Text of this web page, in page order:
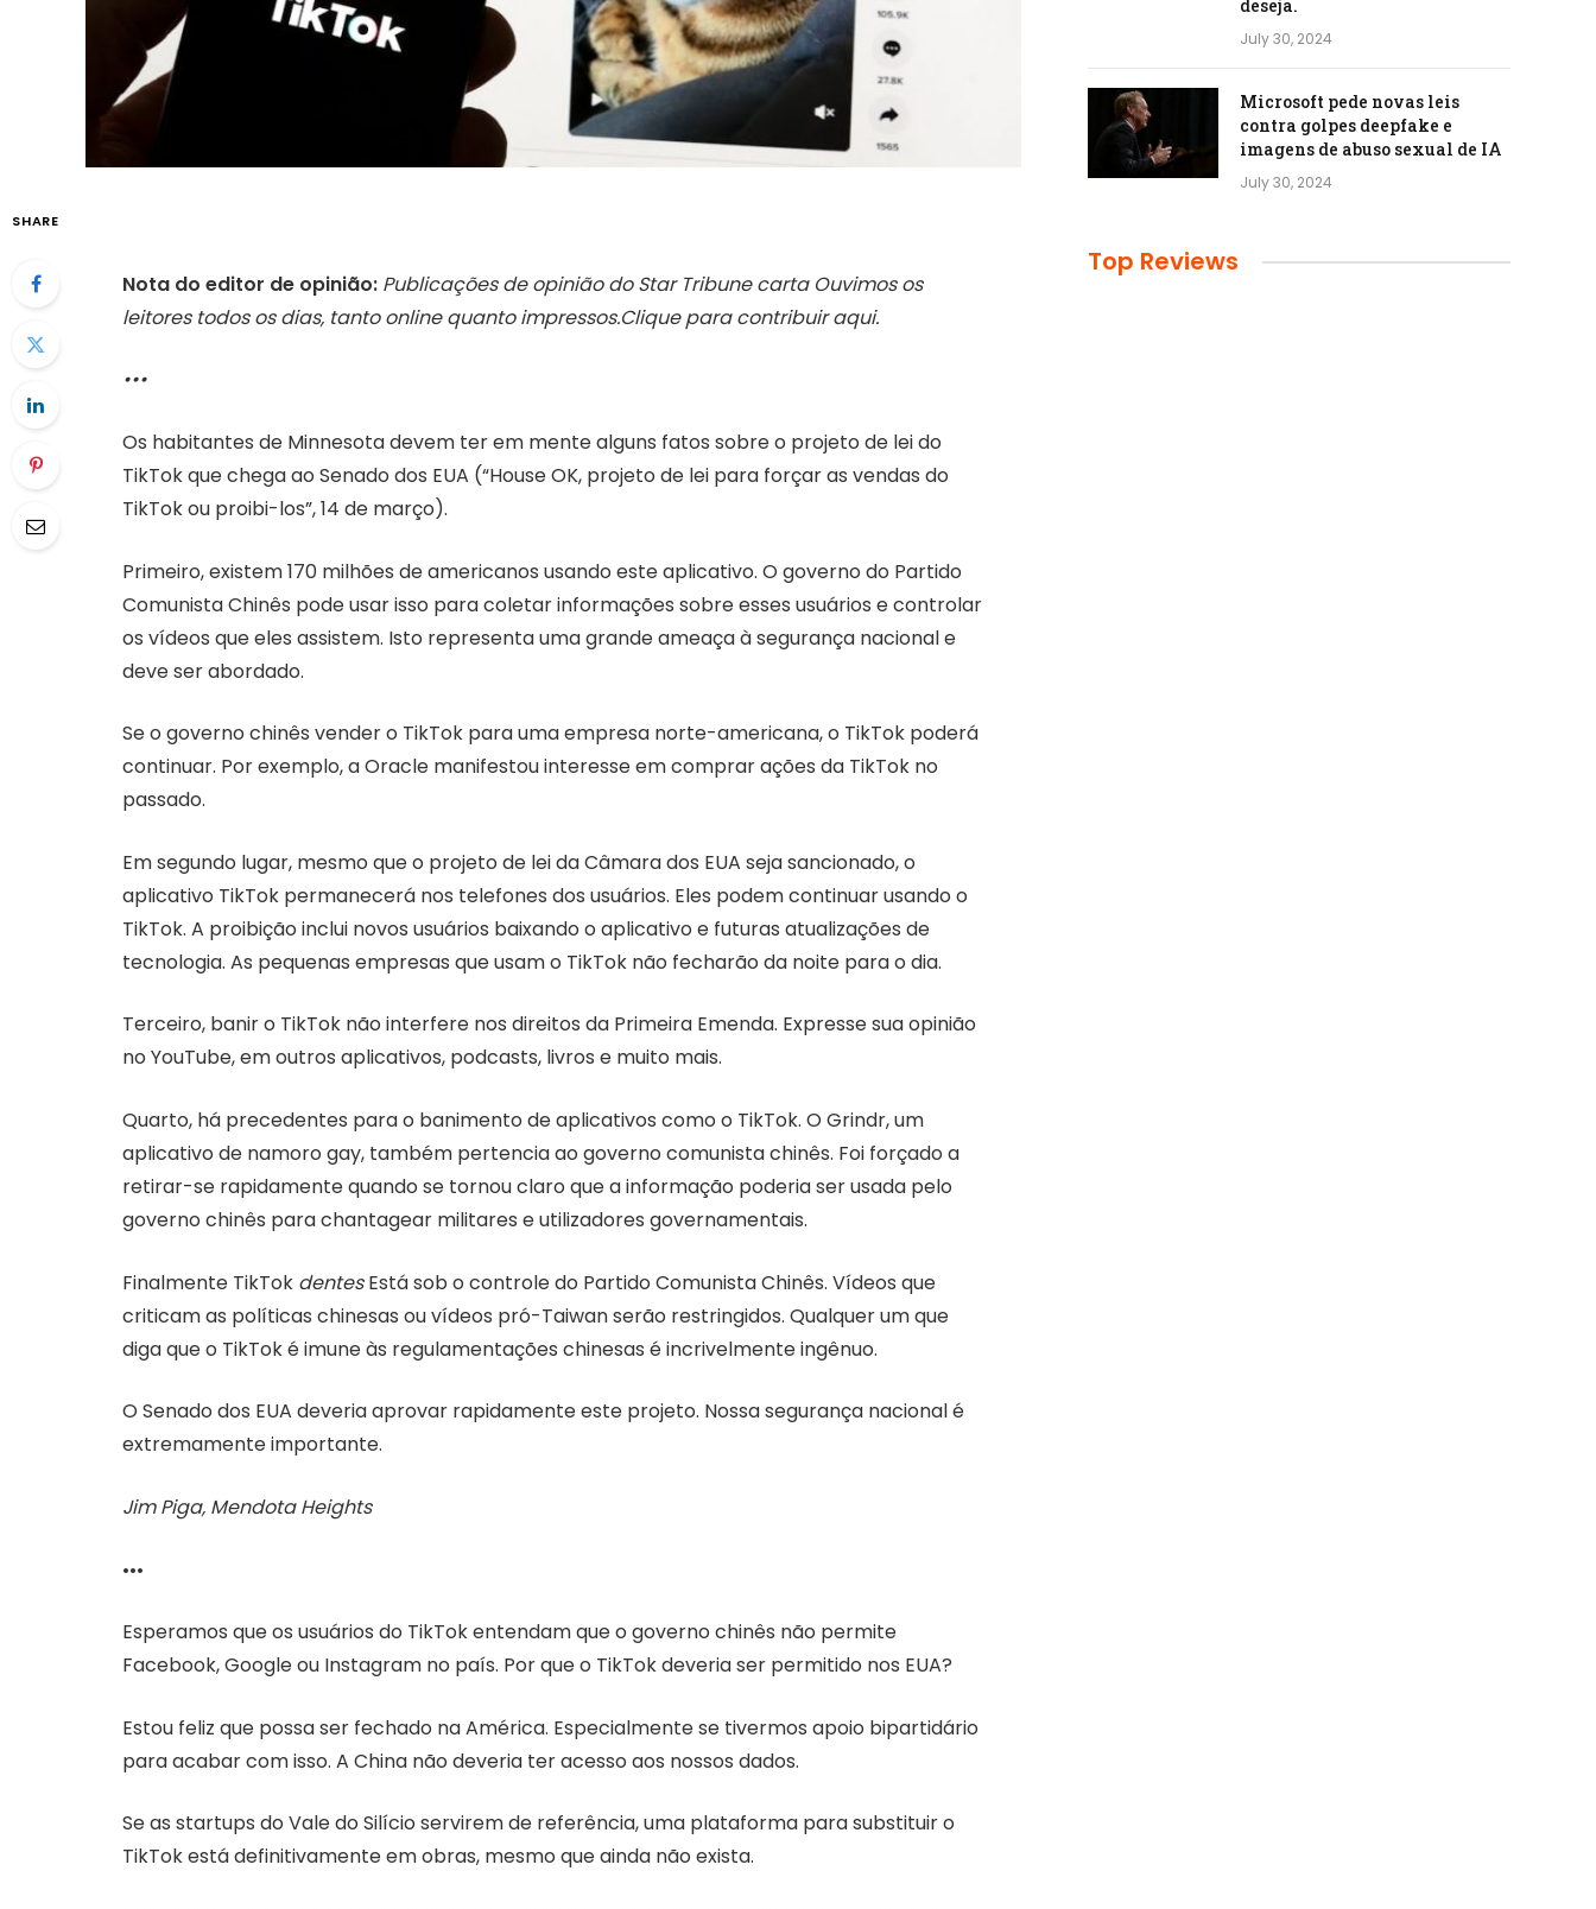
SHARE
Nota do editor de opinião: Publicações de opinião do Star TribunecartaOuvimos os
leitores todos os dias, tanto online quanto impressos.Clique para contribuiraqui.
•••
Os habitantes de Minnesota devem ter em mente alguns fatos sobre o projeto de lei do
TikTok que chega ao Senado dos EUA (“House OK, projeto de lei para forçar as vendas do
TikTok ou proibi-los”, 14 de março).
Primeiro, existem 170 milhões de americanos usando este aplicativo. O governo do Partido
Comunista Chinês pode usar isso para coletar informações sobre esses usuários e controlar
os vídeos que eles assistem. Isto representa uma grande ameaça à segurança nacional e
deve ser abordado.
Se o governo chinês vender o TikTok para uma empresa norte-americana, o TikTok poderá
continuar. Por exemplo, a Oracle manifestou interesse em comprar ações da TikTok no
passado.
Em segundo lugar, mesmo que o projeto de lei da Câmara dos EUA seja sancionado, o
aplicativo TikTok permanecerá nos telefones dos usuários. Eles podem continuar usando o
TikTok. A proibição inclui novos usuários baixando o aplicativo e futuras atualizações de
tecnologia. As pequenas empresas que usam o TikTok não fecharão da noite para o dia.
Terceiro, banir o TikTok não interfere nos direitos da Primeira Emenda. Expresse sua opinião
no YouTube, em outros aplicativos, podcasts, livros e muito mais.
Quarto, há precedentes para o banimento de aplicativos como o TikTok. O Grindr, um
aplicativo de namoro gay, também pertencia ao governo comunista chinês. Foi forçado a
retirar-se rapidamente quando se tornou claro que a informação poderia ser usada pelo
governo chinês para chantagear militares e utilizadores governamentais.
Finalmente TikTok dentesEstá sob o controle do Partido Comunista Chinês. Vídeos que
criticam as políticas chinesas ou vídeos pró-Taiwan serão restringidos. Qualquer um que
diga que o TikTok é imune às regulamentações chinesas é incrivelmente ingênuo.
O Senado dos EUA deveria aprovar rapidamente este projeto. Nossa segurança nacional é
extremamente importante.
Jim Piga, Mendota Heights
•••
Esperamos que os usuários do TikTok entendam que o governo chinês não permite
Facebook, Google ou Instagram no país. Por que o TikTok deveria ser permitido nos EUA?
Estou feliz que possa ser fechado na América. Especialmente se tivermos apoio bipartidário
para acabar com isso. A China não deveria ter acesso aos nossos dados.
Se as startups do Vale do Silício servirem de referência, uma plataforma para substituir o
TikTok está definitivamente em obras, mesmo que ainda não exista.
deseja.
July 30, 2024
Microsoft pede novas leis
contra golpes deepfake e
imagens de abuso sexual de IA
July 30, 2024
Top Reviews